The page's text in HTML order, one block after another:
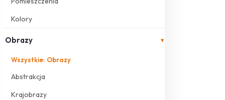
Kolory
Obrazy ▾
Wszystkie: Obrazy
Abstrakcja
Krajobrazy